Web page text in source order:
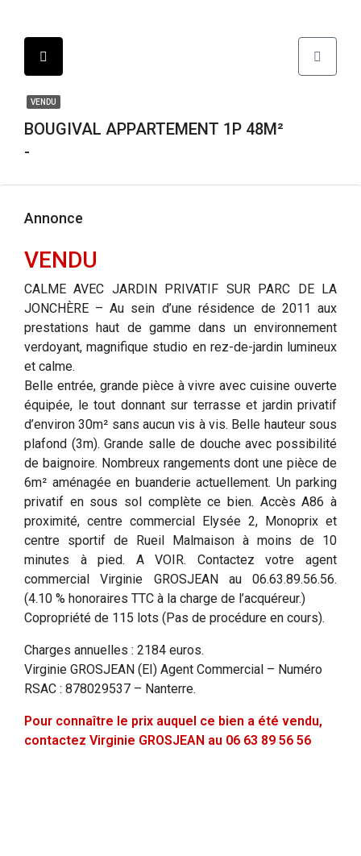
VENDU
BOUGIVAL APPARTEMENT 1P 48M²
-
Annonce
VENDU
CALME AVEC JARDIN PRIVATIF SUR PARC DE LA
JONCHÈRE – Au sein d’une résidence de 2011 aux
prestations haut de gamme dans un environnement
verdoyant, magnifique studio en rez-de-jardin lumineux
et calme.
Belle entrée, grande pièce à vivre avec cuisine ouverte
équipée, le tout donnant sur terrasse et jardin privatif
d’environ 30m² sans aucun vis à vis. Belle hauteur sous
plafond (3m). Grande salle de douche avec possibilité
de baignoire. Nombreux rangements dont une pièce de
6m² aménagée en buanderie actuellement. Un parking
privatif en sous sol complète ce bien. Accès A86 à
proximité, centre commercial Elysée 2, Monoprix et
centre sportif de Rueil Malmaison à moins de 10
minutes à pied. A VOIR. Contactez votre agent
commercial Virginie GROSJEAN au 06.63.89.56.56.
(4.10 % honoraires TTC à la charge de l’acquéreur.)
Copropriété de 115 lots (Pas de procédure en cours).
Charges annuelles : 2184 euros.
Virginie GROSJEAN (EI) Agent Commercial – Numéro
RSAC : 878029537 – Nanterre.
Pour connaître le prix auquel ce bien a été vendu,
contactez Virginie GROSJEAN au 06 63 89 56 56